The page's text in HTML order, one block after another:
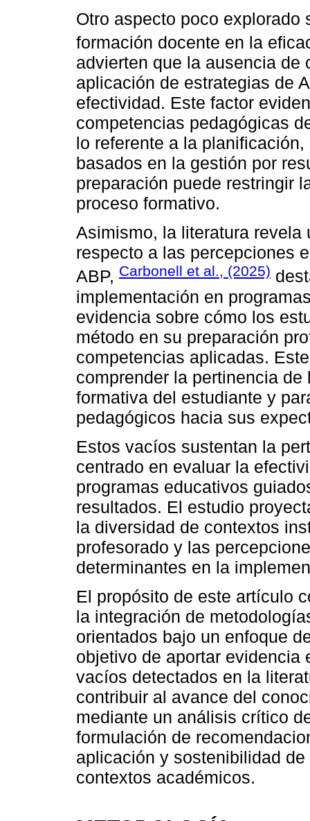
Otro aspecto poco
formación docente en la
advierten que la ausencia
aplicación de estrategias de
efectividad. Este factor
competencias pedagógicas
lo referente a la
basados en la gestión por
preparación puede restringir
proceso formativo.
Asimismo, la literatura
respecto a las percepciones
ABP, Carbonell et al., (2025)
implementación en
evidencia sobre cómo los
método en su preparación
competencias aplicadas.
comprender la pertinencia
formativa del estudiante y
pedagógicos hacia sus
Estos vacíos sustentan la
centrado en evaluar la
programas educativos
resultados. El estudio
la diversidad de contextos
profesorado y las
determinantes en la
El propósito de este artículo
la integración de
orientados bajo un enfoque
objetivo de aportar evidencia
vacíos detectados en la
contribuir al avance del
mediante un análisis crítico
formulación de
aplicación y sostenibilidad
contextos académicos.